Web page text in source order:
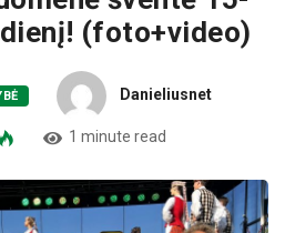
(foto+video)
Danieliusnet
1 minute read